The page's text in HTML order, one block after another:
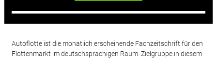
Autoflotte ist die monatlich erscheinende Fachzeitschrift für den
Flottenmarkt im deutschsprachigen Raum. Zielgruppe in diesem